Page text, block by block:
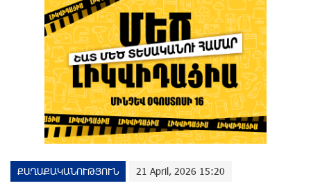
ՔԱՂԱՔԱԿԱՆՈՒԹՅՈՒՆ 21 April, 2026 15:20